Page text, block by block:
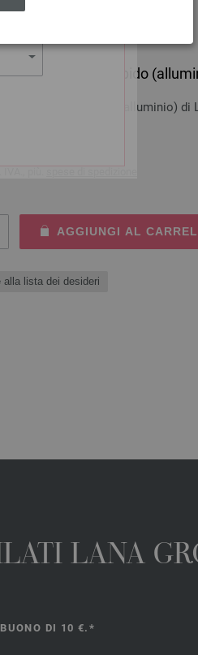
con manico morbido
manico morbido (alluminio) di
AGGIUNGI AL
alla lista dei desideri
LANA
DI 10 €.*